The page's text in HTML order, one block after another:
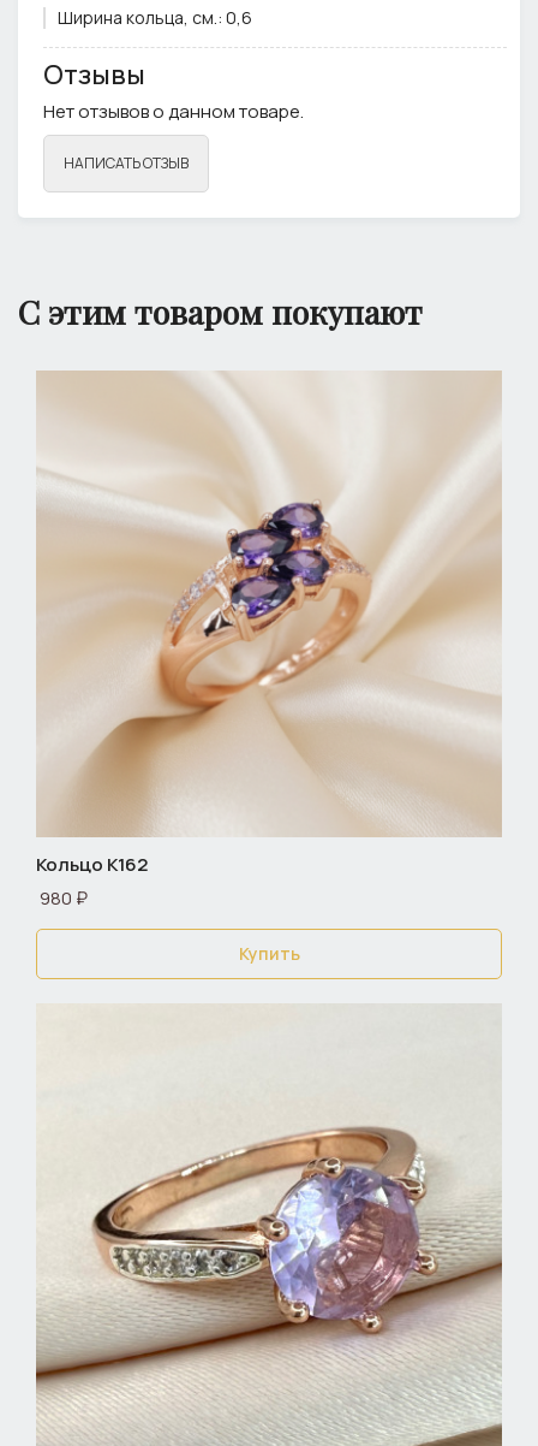
Ширина кольца, см.: 0,6
Отзывы
Нет отзывов о данном товаре.
НАПИСАТЬ ОТЗЫВ
С этим товаром покупают
Кольцо К162
980 ₽
Купить